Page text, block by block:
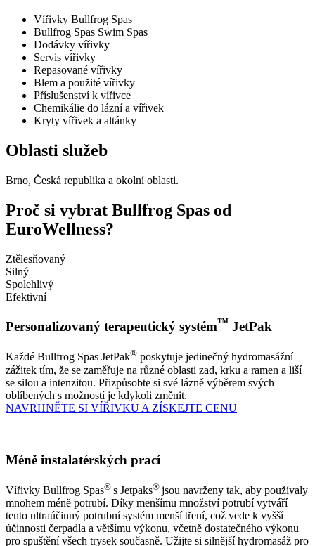
Vířivky Bullfrog Spas
Bullfrog Spas Swim Spas
Dodávky vířivky
Servis vířivky
Repasované vířivky
Blem a použité vířivky
Příslušenství k vířivce
Chemikálie do lázní a vířivek
Kryty vířivek a altánky
Oblasti služeb
Brno, Česká republika a okolní oblasti.
Proč si vybrat Bullfrog Spas od
EuroWellness?
Ztělesňovaný
Silný
Spolehlivý
Efektivní
Personalizovaný terapeutický systém™ JetPak
Každé Bullfrog Spas JetPak® poskytuje jedinečný hydromasážní
zážitek tím, že se zaměřuje na různé oblasti zad, krku a ramen a liší
se silou a intenzitou. Přizpůsobte si své lázně výběrem svých
oblíbených s možností je kdykoli změnit.
NAVRHNĚTE SI VÍŘIVKU A ZÍSKEJTE CENU
Méně instalatérských prací
Vířivky Bullfrog Spas® s Jetpaks® jsou navrženy tak, aby používaly
mnohem méně potrubí. Díky menšímu množství potrubí vytváří
tento ultraúčinný potrubní systém menší tření, což vede k vyšší
účinnosti čerpadla a většímu výkonu, včetně dostatečného výkonu
pro spuštění všech trysek současně. Užijte si silnější hydromasáž pro